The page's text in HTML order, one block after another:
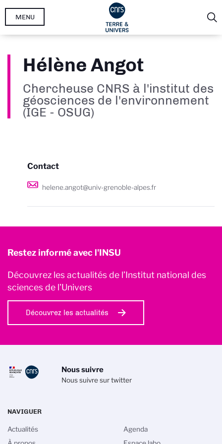
Aller
MENU
Hélène Angot
Chercheuse CNRS à l'institut des
géosciences de l'environnement
(IGE - OSUG)
Contact
helene.angot@univ-grenoble-alpes.fr
Restez informé avec l'INSU
Découvrez les actualités de l’Institut national des
sciences de l'Univers
Découvrez les actualités
Nous suivre
Nous suivre sur twitter
NAVIGUER
Actualités
Agenda